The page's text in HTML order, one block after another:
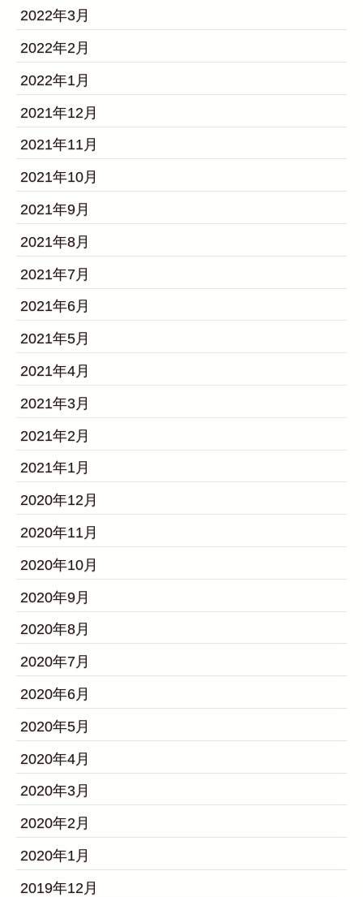
2022年3月
2022年2月
2022年1月
2021年12月
2021年11月
2021年10月
2021年9月
2021年8月
2021年7月
2021年6月
2021年5月
2021年4月
2021年3月
2021年2月
2021年1月
2020年12月
2020年11月
2020年10月
2020年9月
2020年8月
2020年7月
2020年6月
2020年5月
2020年4月
2020年3月
2020年2月
2020年1月
2019年12月